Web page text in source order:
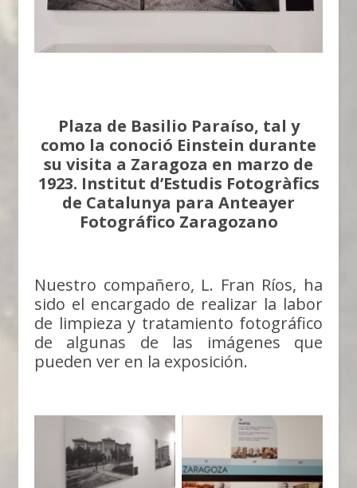
Plaza de Basilio Paraíso, tal y
como la conoció Einstein durante
su visita a Zaragoza en marzo de
1923. Institut d’Estudis Fotogràfics
de Catalunya para Anteayer
Fotográfico Zaragozano
Nuestro compañero, L. Fran Ríos, ha
sido el encargado de realizar la labor
de limpieza y tratamiento fotográfico
de algunas de las imágenes que
pueden ver en la exposición.
Einstein y la Ciencia
Aragonesa
Einstein y la Ciencia
Aragonesa